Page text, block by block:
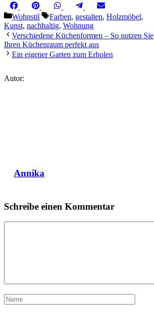
Share
on
FacebookShare
on
Pinterest Share
on
WhatsAppShare
on
TelegramShare
on
Kategorien
Wohnstil Schlagwörter
Farben, gestalten, Holzmöbel,
Kunst, nachhaltig, Wohnung
Verschiedene Küchenformen – So nutzen Sie
Ihren Küchenraum perfekt aus
Ein eigener Garten zum Erholen
Autor:
Annika
Schreibe einen Kommentar
Name